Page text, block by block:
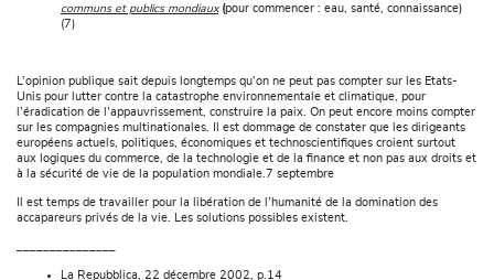
communs et publics mondiaux(pour commencer : eau, santé, connaissance)
(7)
L’opinion publique sait depuis longtemps qu’on ne peut pas compter sur les Etats-
Unis pour lutter contre la catastrophe environnementale et climatique, pour
l’éradication de l’appauvrissement, construire la paix. On peut encore moins compter
sur les compagnies multinationales. Il est dommage de constater que les dirigeants
européens actuels, politiques, économiques et technoscientifiques croient surtout
aux logiques du commerce, de la technologie et de la finance et non pas aux droits et
à la sécurité de vie de la population mondiale.7 septembre
Il est temps de travailler pour la libération de l’humanité de la domination des
accapareurs privés de la vie. Les solutions possibles existent.
La Repubblica, 22 décembre 2002, p.14